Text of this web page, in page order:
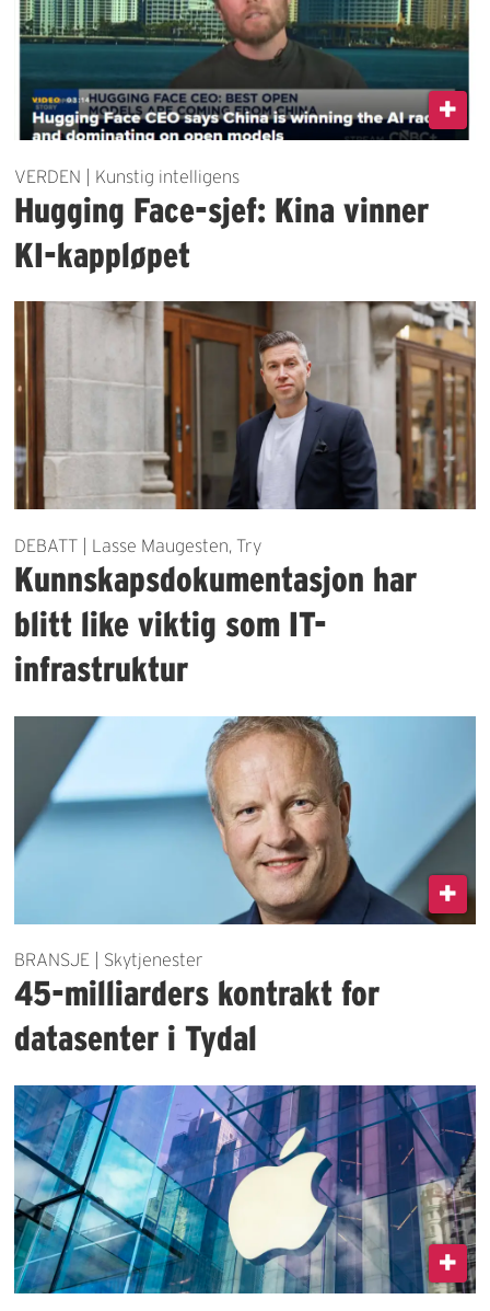
VERDEN | Kunstig intelligens
Hugging Face-sjef: Kina vinner
KI-kappløpet
DEBATT | Lasse Maugesten, Try
Kunnskapsdokumentasjon har
blitt like viktig som IT-
infrastruktur
BRANSJE | Skytjenester
45-milliarders kontrakt for
datasenter i Tydal